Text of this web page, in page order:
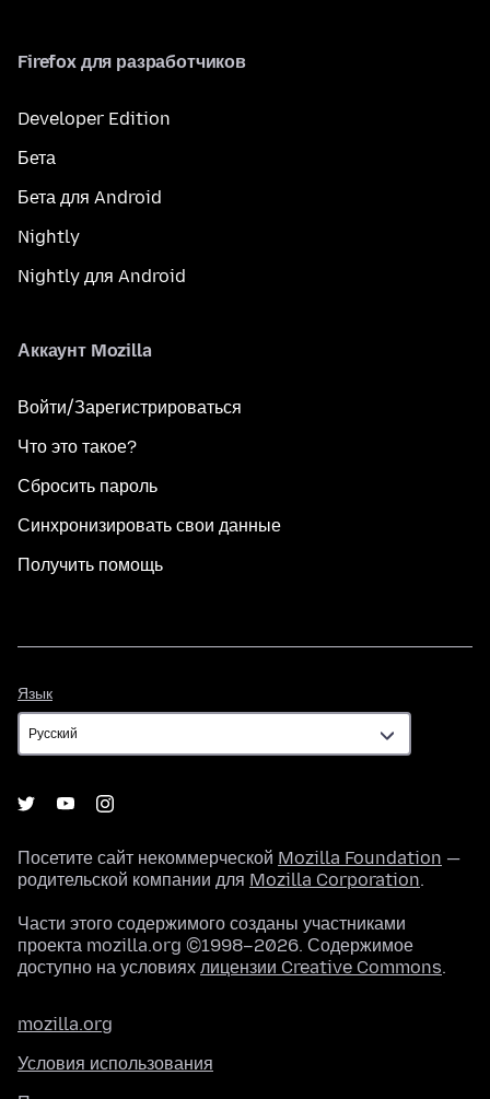
Firefox для разработчиков
Developer Edition
Бета
Бета для Android
Nightly
Nightly для Android
Аккаунт Mozilla
Войти/Зарегистрироваться
Что это такое?
Сбросить пароль
Синхронизировать свои данные
Получить помощь
Язык
Посетите сайт некоммерческой Mozilla Foundation —
родительской компании для Mozilla Corporation.
Части этого содержимого созданы участниками
проекта mozilla.org ©1998–2026. Содержимое
доступно на условиях лицензии Creative Commons.
mozilla.org
Условия использования